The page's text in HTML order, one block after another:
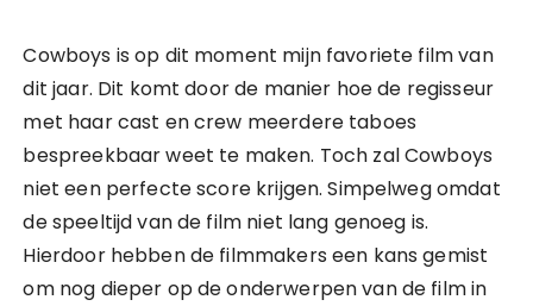
Cowboys is op dit moment mijn favoriete film van
dit jaar. Dit komt door de manier hoe de regisseur
met haar cast en crew meerdere taboes
bespreekbaar weet te maken. Toch zal Cowboys
niet een perfecte score krijgen. Simpelweg omdat
de speeltijd van de film niet lang genoeg is.
Hierdoor hebben de filmmakers een kans gemist
om nog dieper op de onderwerpen van de film in